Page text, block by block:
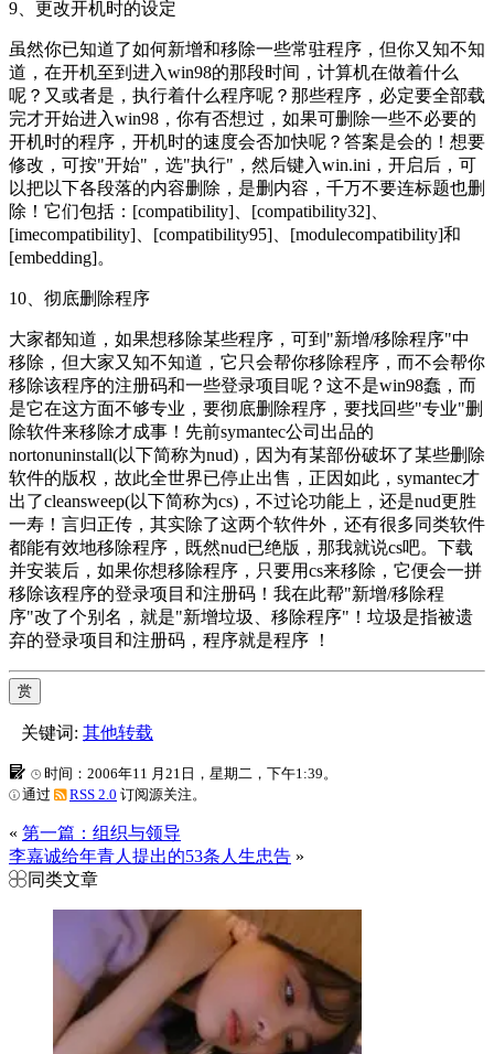
9、更改开机时的设定
虽然你已知道了如何新增和移除一些常驻程序，但你又知不知
道，在开机至到进入win98的那段时间，计算机在做着什么
呢？又或者是，执行着什么程序呢？那些程序，必定要全部载
完才开始进入win98，你有否想过，如果可删除一些不必要的
开机时的程序，开机时的速度会否加快呢？答案是会的！想要
修改，可按"开始"，选"执行"，然后键入win.ini，开启后，可
以把以下各段落的内容删除，是删内容，千万不要连标题也删
除！它们包括：[compatibility]、[compatibility32]、
[imecompatibility]、[compatibility95]、[modulecompatibility]和
[embedding]。
10、彻底删除程序
大家都知道，如果想移除某些程序，可到"新增/移除程序"中
移除，但大家又知不知道，它只会帮你移除程序，而不会帮你
移除该程序的注册码和一些登录项目呢？这不是win98蠢，而
是它在这方面不够专业，要彻底删除程序，要找回些"专业"删
除软件来移除才成事！先前symantec公司出品的
nortonuninstall(以下简称为nud)，因为有某部份破坏了某些删除
软件的版权，故此全世界已停止出售，正因如此，symantec才
出了cleansweep(以下简称为cs)，不过论功能上，还是nud更胜
一寿！言归正传，其实除了这两个软件外，还有很多同类软件
都能有效地移除程序，既然nud已绝版，那我就说cs吧。下载
并安装后，如果你想移除程序，只要用cs来移除，它便会一拼
移除该程序的登录项目和注册码！我在此帮"新增/移除程
序"改了个别名，就是"新增垃圾、移除程序"！垃圾是指被遗
弃的登录项目和注册码，程序就是程序 ！
赏
关键词: 其他转载
时间：2006年11 月21日，星期二，下午1:39。
通过
RSS 2.0 订阅源关注。
« 第一篇：组织与领导
李嘉诚给年青人提出的53条人生忠告 »
同类文章